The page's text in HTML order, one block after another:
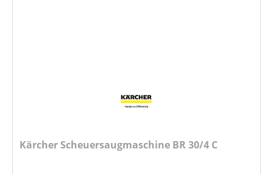
Kärcher Scheuersaugmaschine BR 30/4 C